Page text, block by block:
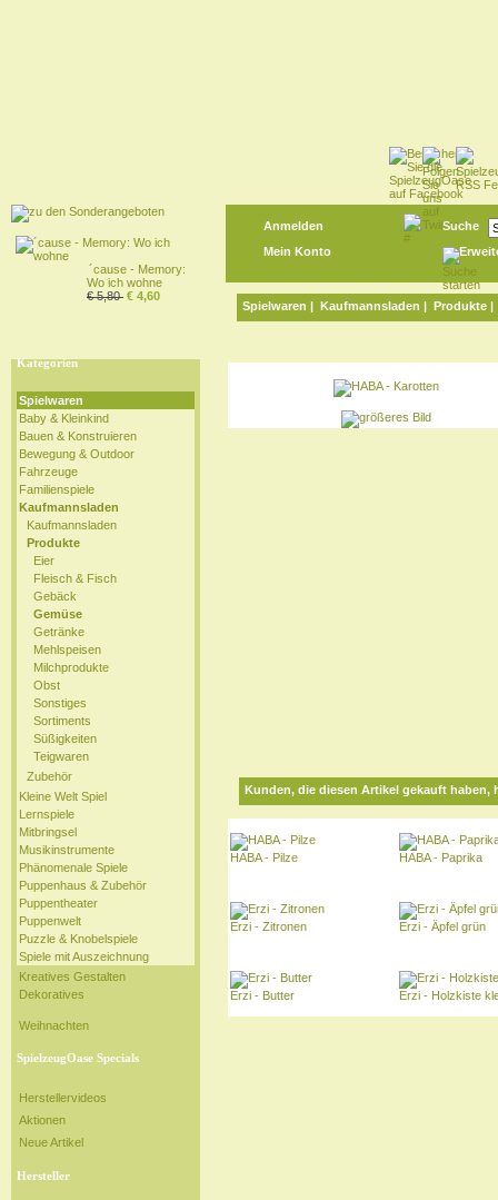
´cause - Memory:
Wo ich wohne
€ 5,80 € 4,60
Anmelden
Mein Konto
Suche
Spielwaren | Kaufmannsladen | Produkte
Kategorien
Spielwaren
Baby & Kleinkind
Bauen & Konstruieren
Bewegung & Outdoor
Fahrzeuge
Familienspiele
Kaufmannsladen
Kaufmannsladen
Produkte
Eier
Fleisch & Fisch
Gebäck
Gemüse
Getränke
Mehlspeisen
Milchprodukte
Obst
Sonstiges
Sortiments
Süßigkeiten
Teigwaren
Zubehör
Kleine Welt Spiel
Lernspiele
Mitbringsel
Musikinstrumente
Phänomenale Spiele
Puppenhaus & Zubehör
Puppentheater
Puppenwelt
Puzzle & Knobelspiele
Spiele mit Auszeichnung
Kreatives Gestalten
Dekoratives
Weihnachten
SpielzeugOase Specials
Herstellervideos
Aktionen
Neue Artikel
Hersteller
Kunden, die diesen Artikel gekauft
HABA - Pilze HABA - Paprika
Erzi - Zitronen Erzi - Äpfel grün
Erzi - Butter Erzi - Holzkiste